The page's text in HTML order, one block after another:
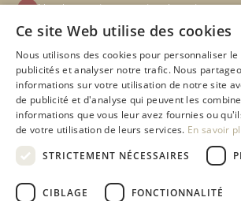
Nos honoraires gestion, location
Navigation
Estimation
Financement
Promoteurs
Notre équipe
Contact
Nos biens
Immobilier
Immobilier
À vendre
Sous offre
Ce site Web utilise des cookies
Nous utilisons des cookies pour personnaliser le
publicités et analyser notre trafic. Nous
informations sur votre utilisation de notre site
de publicité et d'analyse qui peuvent les
informations que vous leur avez fournies ou
de votre utilisation de leurs services. En savoir
STRICTEMENT NÉCESSAIRES
CIBLAGE FONCTIONNALITÉ